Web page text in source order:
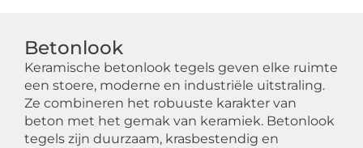
Betonlook
Keramische betonlook tegels geven elke ruimte
een stoere, moderne en industriële uitstraling.
Ze combineren het robuuste karakter van
beton met het gemak van keramiek. Betonlook
tegels zijn duurzaam, krasbestendig en